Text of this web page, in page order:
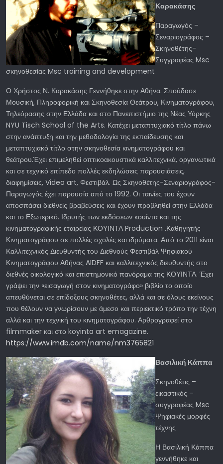
Καρακάσης
Παραγωγός –
Σεναριογράφος –
Σκηνοθέτης-
Συγγραφέας Msc
σκηνοθεσίας Msc training and development
Ο Χρήστος Ν. Καρακάσης Γεννήθηκε στην Αθήνα. Σπούδασε
Μουσική, Πληροφορική και Σκηνοθεσία Θεάτρου, Κινηματογράφου,
Τηλεόρασης στην Ελλάδα και στο Πανεπιστήμιο της Νέας Υόρκης
NYU Tisch School of the Arts. Κατέχει μεταπτυχιακό τίτλο πάνω
στην ανάπτυξη και την μεθοδολογία της εκπαίδευσης και
μεταπτυχιακό τίτλο στην σκηνοθεσία κινηματογράφου και
θεάτρου.Έχει επιμεληθεί οπτικοακουστικά καλλιτεχνικά, οργανωτικά
και σε τεχνικό επίπεδο πολλές εκδηλώσεις παρουσιάσεις,
διαφημίσεις, Video art, Φεστιβάλ. Ως Σκηνοθέτης-Σεναριογράφος-
Παραγωγός έχει παρουσία από το 1992. Οι ταινίες του έχουν
αποσπάσει διεθνείς βραβεύσεις και έχουν προβληθεί στην Ελλάδα
και το Εξωτερικό. Ιδρυτής των εκδόσεων κουίντα και της
κινηματογραφικής εταιρείας ΚΟΥΙΝΤΑ Production .Καθηγητής
Κινηματογράφου σε πολλές σχολές και ιδρύματα. Από το 2011 είναι
Καλλιτεχνικός Διευθυντής του Διεθνούς Φεστιβάλ Ψηφιακού
Κινηματογράφου Αθήνας AIDFF και καλλιτεχνικός διευθυντής στο
διεθνές οικολογικό και επιστημονικό πανόραμα της ΚΟΥΙΝΤΑ. Έχει
γράψει την «εισαγωγή στον κινηματογράφο» βιβλίο το οποίο
απευθύνεται σε επίδοξους σκηνοθέτες, αλλά και σε όλους εκείνους
που θέλουν να γνωρίσουν με άμεσο και περιεκτικό τρόπο την τέχνη
αλλά και την τεχνική του κινηματογράφου. Αρθρογραφεί στο
filmmaker και στο koyinta art emagazine.
https://www.imdb.com/name/nm3765821
Βασιλική Κάππα
Σκηνοθέτις –
εικαστικός –
συγγραφέας Msc
Ψηφιακές μορφές
τέχνης
Η Βασιλική Κάππα
γεννήθηκε και